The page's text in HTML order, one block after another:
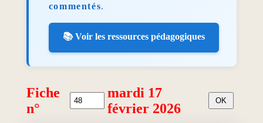
commentés.
📚 Voir les ressources pédagogiques
Fiche
n°
mardi 17
février 2026